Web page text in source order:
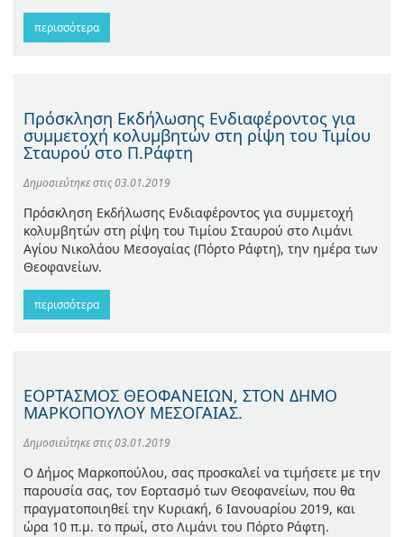
περισσότερα
Πρόσκληση Εκδήλωσης Ενδιαφέροντος για
συμμετοχή κολυμβητών στη ρίψη του Τιμίου
Σταυρού στο Π.Ράφτη
Δημοσιεύτηκε στις03.01.2019
Πρόσκληση Εκδήλωσης Ενδιαφέροντος για συμμετοχή
κολυμβητών στη ρίψη του Τιμίου Σταυρού στο Λιμάνι
Αγίου Νικολάου Μεσογαίας (Πόρτο Ράφτη), την ημέρα των
Θεοφανείων.
περισσότερα
ΕΟΡΤΑΣΜΟΣ ΘΕΟΦΑΝΕΙΩΝ, ΣΤΟΝ ΔΗΜΟ
ΜΑΡΚΟΠΟΥΛΟΥ ΜΕΣΟΓΑΙΑΣ.
Δημοσιεύτηκε στις03.01.2019
Ο Δήμος Μαρκοπούλου, σας προσκαλεί να τιμήσετε με την
παρουσία σας, τον Εορτασμό των Θεοφανείων, που θα
πραγματοποιηθεί την Κυριακή, 6 Ιανουαρίου 2019, και
ώρα 10 π.μ. το πρωί, στο Λιμάνι του Πόρτο Ράφτη.